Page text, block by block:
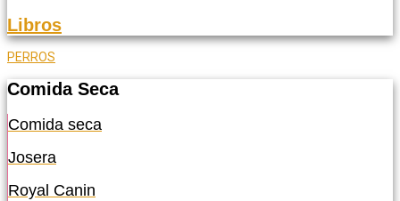
Libros
PERROS
Comida Seca
Comida seca
Josera
Royal Canin